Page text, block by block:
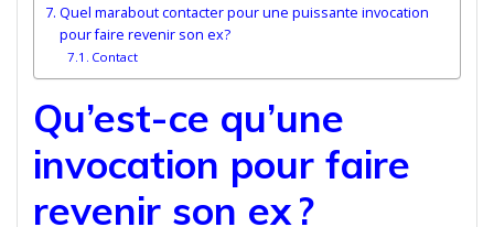
Quel marabout contacter pour une puissante invocation
pour faire revenir son ex?
Contact
Qu’est-ce qu’une
invocation pour faire
revenir son ex ?